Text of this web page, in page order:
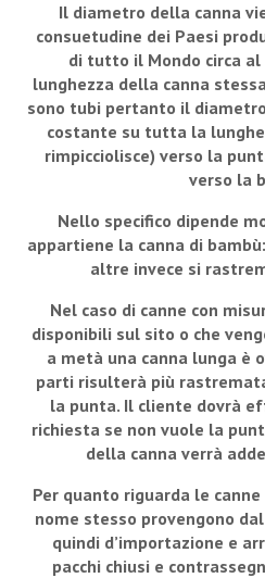
Il diametro della canna
consuetudine dei Paesi
di tutto il Mondo circa
lunghezza della canna
sono tubi pertanto il
costante su tutta la
rimpicciolisce) verso la
verso la
Nello specifico dipende
appartiene la canna di
altre invece si
Nel caso di canne con
disponibili sul sito o che
a metà una canna lunga è
parti risulterà più
la punta. Il cliente dovrà
richiesta se non vuole la
della canna verrà
Per quanto riguarda le
nome stesso provengono
quindi d’importazione e
pacchi chiusi e